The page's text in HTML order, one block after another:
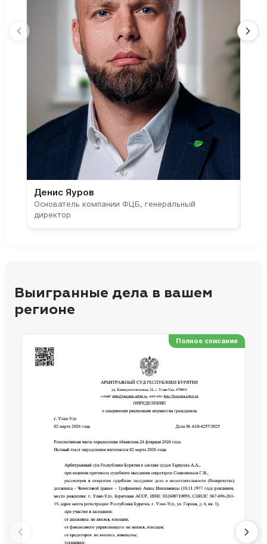
Денис Яуров
Основатель компании ФЦБ, генеральный
директор
Выигранные дела в вашем
регионе
Полное списание